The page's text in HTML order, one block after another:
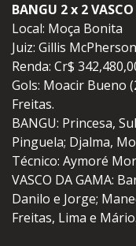
BANGU 2 x 2
Local: Moça Bonita
Juiz: Gillis
Renda: Cr$
Gols: Moacir Bueno
Freitas.
BANGU: Princesa,
Pinguela; Djalma,
Técnico: Aymoré
VASCO DA GAMA:
Danilo e Jorge;
Freitas, Lima e Mário.